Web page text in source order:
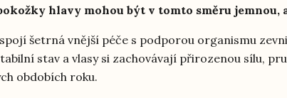
hlavy mohou být v tomto směru jemnou,
šetrná vnější péče s podporou organismu
stav a vlasy si zachovávají přirozenou sílu,
obdobích roku.